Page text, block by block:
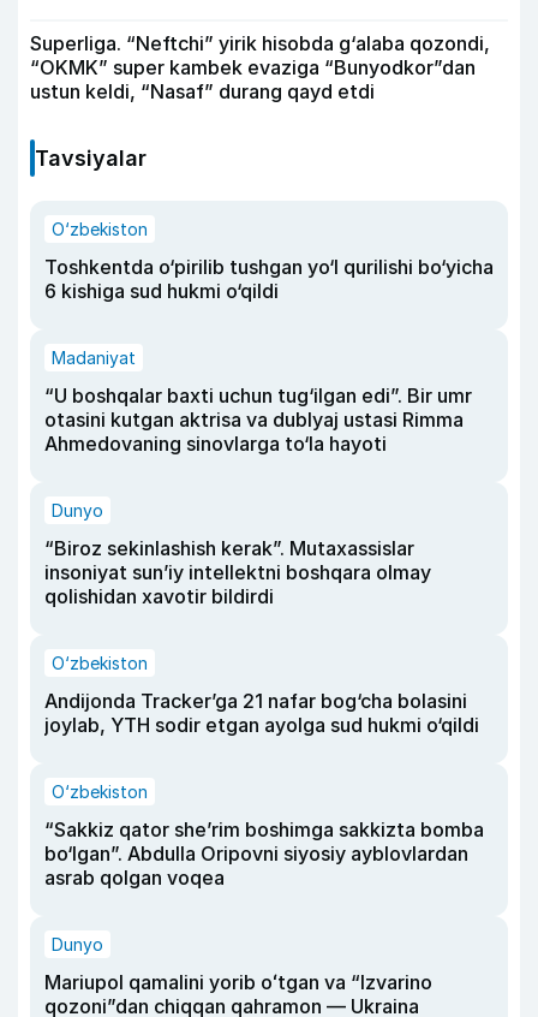
Superliga. “Neftchi” yirik hisobda g‘alaba qozondi,
“OKMK” super kambek evaziga “Bunyodkor”dan
ustun keldi, “Nasaf” durang qayd etdi
Tavsiyalar
O‘zbekiston
Toshkentda o‘pirilib tushgan yo‘l qurilishi bo‘yicha
6 kishiga sud hukmi o‘qildi
Madaniyat
“U boshqalar baxti uchun tug‘ilgan edi”. Bir umr
otasini kutgan aktrisa va dublyaj ustasi Rimma
Ahmedovaning sinovlarga to‘la hayoti
Dunyo
“Biroz sekinlashish kerak”. Mutaxassislar
insoniyat sun’iy intellektni boshqara olmay
qolishidan xavotir bildirdi
O‘zbekiston
Andijonda Tracker’ga 21 nafar bog‘cha bolasini
joylab, YTH sodir etgan ayolga sud hukmi o‘qildi
O‘zbekiston
“Sakkiz qator she’rim boshimga sakkizta bomba
bo‘lgan”. Abdulla Oripovni siyosiy ayblovlardan
asrab qolgan voqea
Dunyo
Mariupol qamalini yorib oʻtgan va “Izvarino
qozoni”dan chiqqan qahramon — Ukraina